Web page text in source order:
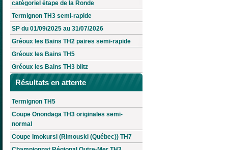
catégoriel étape de la Ronde
Termignon TH3 semi-rapide
SP du 01/09/2025 au 31/07/2026
Gréoux les Bains TH2 paires semi-rapide
Gréoux les Bains TH5
Gréoux les Bains TH3 blitz
Résultats en attente
Termignon TH5
Coupe Onondaga TH3 originales semi-
normal
Coupe Imokursi (Rimouski (Québec)) TH7